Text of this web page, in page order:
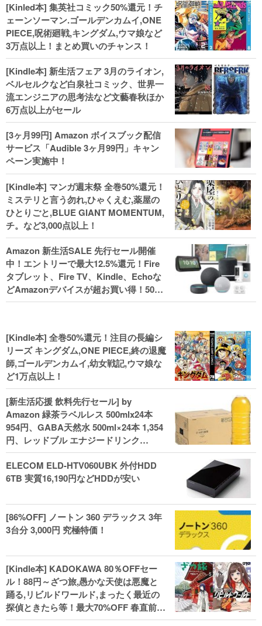
[Kinled本] 集英社コミック50%還元！チ
ェーンソーマン.ゴールデンカムイ,ONE
PIECE,呪術廻戦,キングダム,ウマ娘など
3万点以上！まとめ買いのチャンス！
[Kindle本] 新生活フェア 3月のライオン,
ベルセルクなど白泉社コミック、世界一
流エンジニアの思考法など文藝春秋ほか
6万点以上がセール
[3ヶ月99円] Amazon ボイスブック配信
サービス「Audible 3ヶ月99円」キャン
ペーン実施中！
[Kindle本] マンガ週末祭 全巻50%還元！
ミステリと言う勿れ,ひゃくえむ,薬屋の
ひとりごと,BLUE GIANT MOMENTUM,
チ。など3,000点以上！
Amazon 新生活SALE 先行セール開催
中！エントリーで最大12.5%還元！Fire
タブレット、Fire TV、Kindle、Echoな
どAmazonデバイスが超お買い得！50%
還元！Kindle本 新生活フェアなど！
[Kindle本] 全巻50%還元！注目の長編シ
リーズ キングダム,ONE PIECE,終の退魔
師,ゴールデンカムイ,幼女戦記,ウマ娘な
ど1万点以上！
[新生活応援 飲料先行セール] by
Amazon 緑茶ラベルレス 500mlx24本
954円、GABA天然水 500ml×24本 1,354
円、レッドブル エナジードリンク
250mlx24本 3,412円、い･ろ･は･す 2L×8
本 846円など飲料セール
ELECOM ELD-HTV060UBK 外付HDD
6TB 実質16,190円などHDDが安い
[86%OFF] ノートン 360 デラックス 3年
3台分 3,000円 究極特価！
[Kindle本] KADOKAWA 80％OFFセー
ル！88円～ざつ旅,愚かな天使は悪魔と
踊る,リビルドワールド,まったく最近の
探偵ときたら等！最大70%OFF 春直前大
セール開始、実用本・小説などがセー